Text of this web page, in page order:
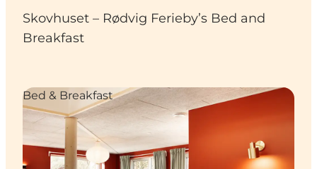
Quoi faire
Hébergements
Skovhuset – Rødvig Ferieby’s Bed and
Breakfast
Bed & Breakfast